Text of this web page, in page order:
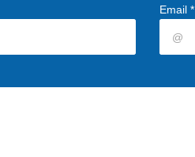
Email *